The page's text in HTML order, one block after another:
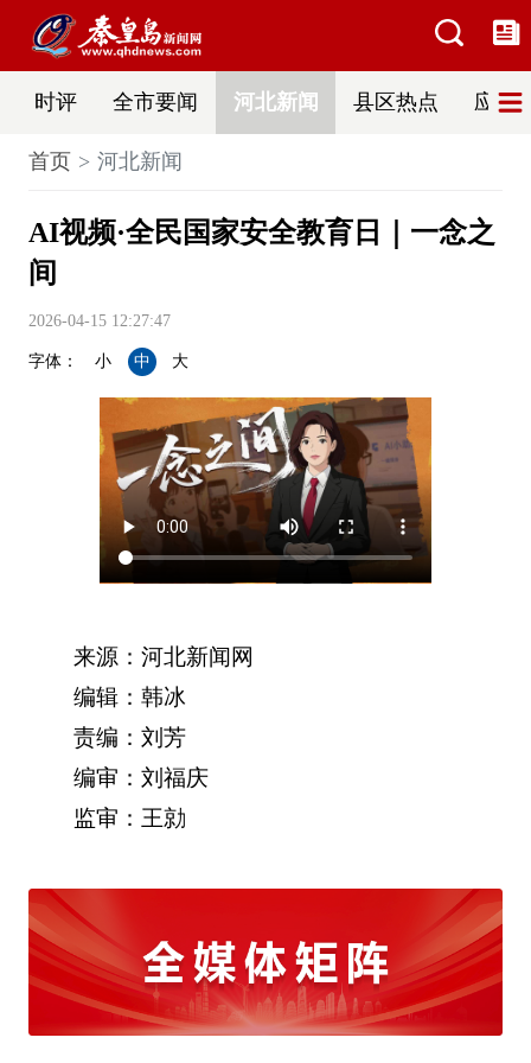
时评 全市要闻 河北新闻 县区热点 应急
首页 河北新闻
AI视频·全民国家安全教育日｜一念之
间
2026-04-15 12:27:47
字体： 小 中 大
来源：河北新闻网
编辑：韩冰
责编：刘芳
编审：刘福庆
监审：王勍